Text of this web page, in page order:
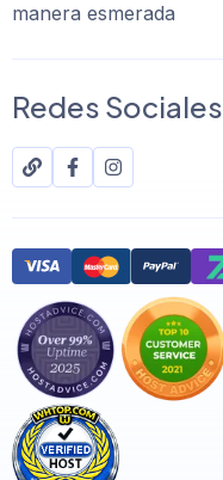
manera esmerada
Redes Sociales